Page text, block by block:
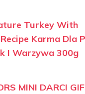
Turkey With
Karma Dla
I Warzywa 300g
MINI DARCI